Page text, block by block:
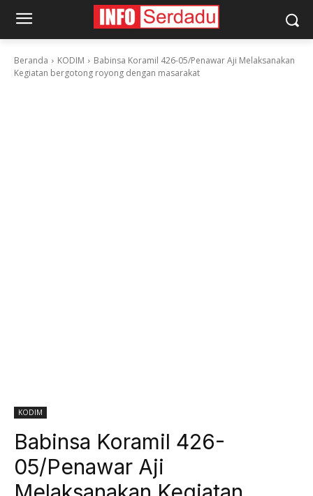
Beranda KODIM
Babinsa Koramil 426-05/Penawar Aji Melaksanakan
Kegiatan bergotong royong dengan masarakat
KODIM
Babinsa Koramil 426-
05/Penawar Aji